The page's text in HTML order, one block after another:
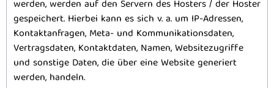
werden, werden auf den Servern des Hosters / der Hoster
gespeichert. Hierbei kann es sich v. a. um IP-Adressen,
Kontaktanfragen, Meta- und Kommunikationsdaten,
Vertragsdaten, Kontaktdaten, Namen, Websitezugriffe
und sonstige Daten, die über eine Website generiert
werden, handeln.